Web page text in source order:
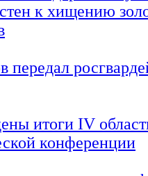
к хищению
итоги IV
конференции